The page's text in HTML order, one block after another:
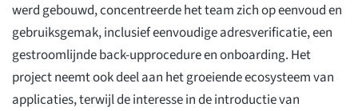
werd gebouwd, concentreerde het team zich op eenvoud en
gebruiksgemak, inclusief eenvoudige adresverificatie, een
gestroomlijnde back-upprocedure en onboarding. Het
project neemt ook deel aan het groeiende ecosysteem van
applicaties, terwijl de interesse in de introductie van